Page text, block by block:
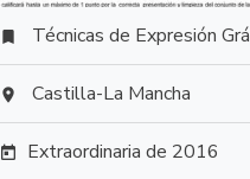
 Técnicas de Expresión Gráfico Plástica
 Castilla-La Mancha
 Extraordinaria de 2016